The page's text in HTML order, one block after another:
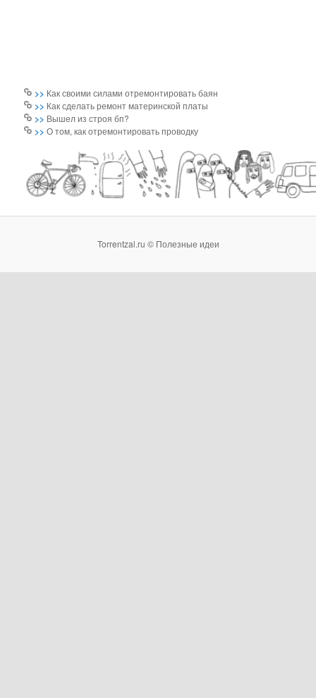
>> Как своими силами отремонтировать баян
>> Как сделать ремонт материнской платы
>> Вышел из строя бп?
>>О том, как отремонтировать проводку
Torrentzal.ru © Полезные идеи